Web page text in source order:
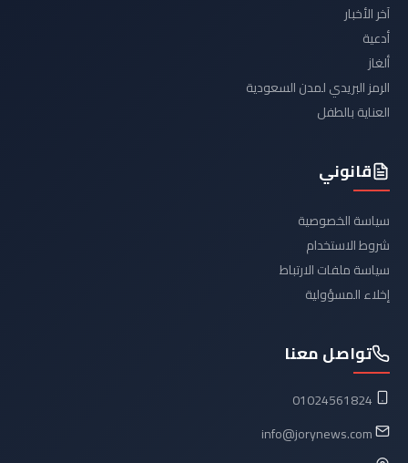
آخر الأخبار
أدعية
ألغاز
الرمز البريدي لمدن السعودية
العناية بالطفل
قانوني
سياسة الخصوصية
شروط الاستخدام
سياسة ملفات الارتباط
إخلاء المسؤولية
تواصل معنا
01024561824
info@jorynews.com